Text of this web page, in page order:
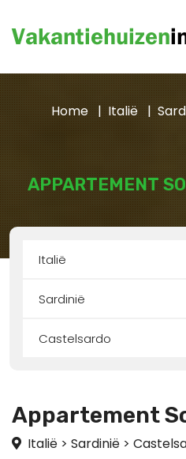
APPARTEMENT
Home Italië
Italië
Sardinië
Castelsardo
Appartement
Italië > Sardinië >